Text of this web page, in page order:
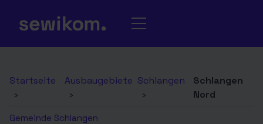
Startseite
›
Ausbaugebiete
›
Schlangen
›
Schlangen
Nord
Gemeinde Schlangen